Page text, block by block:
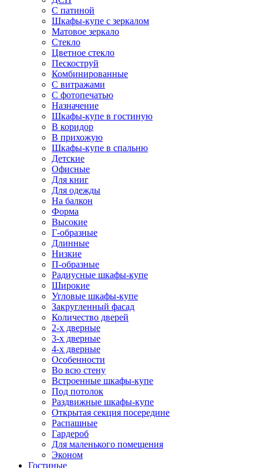
С патиной
Шкафы-купе с зеркалом
Матовое зеркало
Стекло
Цветное стекло
Пескоструй
Комбинированные
С витражами
С фотопечатью
Назначение
Шкафы-купе в гостиную
В коридор
В прихожую
Шкафы-купе в спальню
Детские
Офисные
Для книг
Для одежды
На балкон
Форма
Высокие
Г-образные
Длинные
Низкие
П-образные
Радиусные шкафы-купе
Широкие
Угловые шкафы-купе
Закругленный фасад
Количество дверей
2-х дверные
3-х дверные
4-х дверные
Особенности
Во всю стену
Встроенные шкафы-купе
Под потолок
Раздвижные шкафы-купе
Открытая секция посередине
Распашные
Гардероб
Для маленького помещения
Эконом
Гостиные